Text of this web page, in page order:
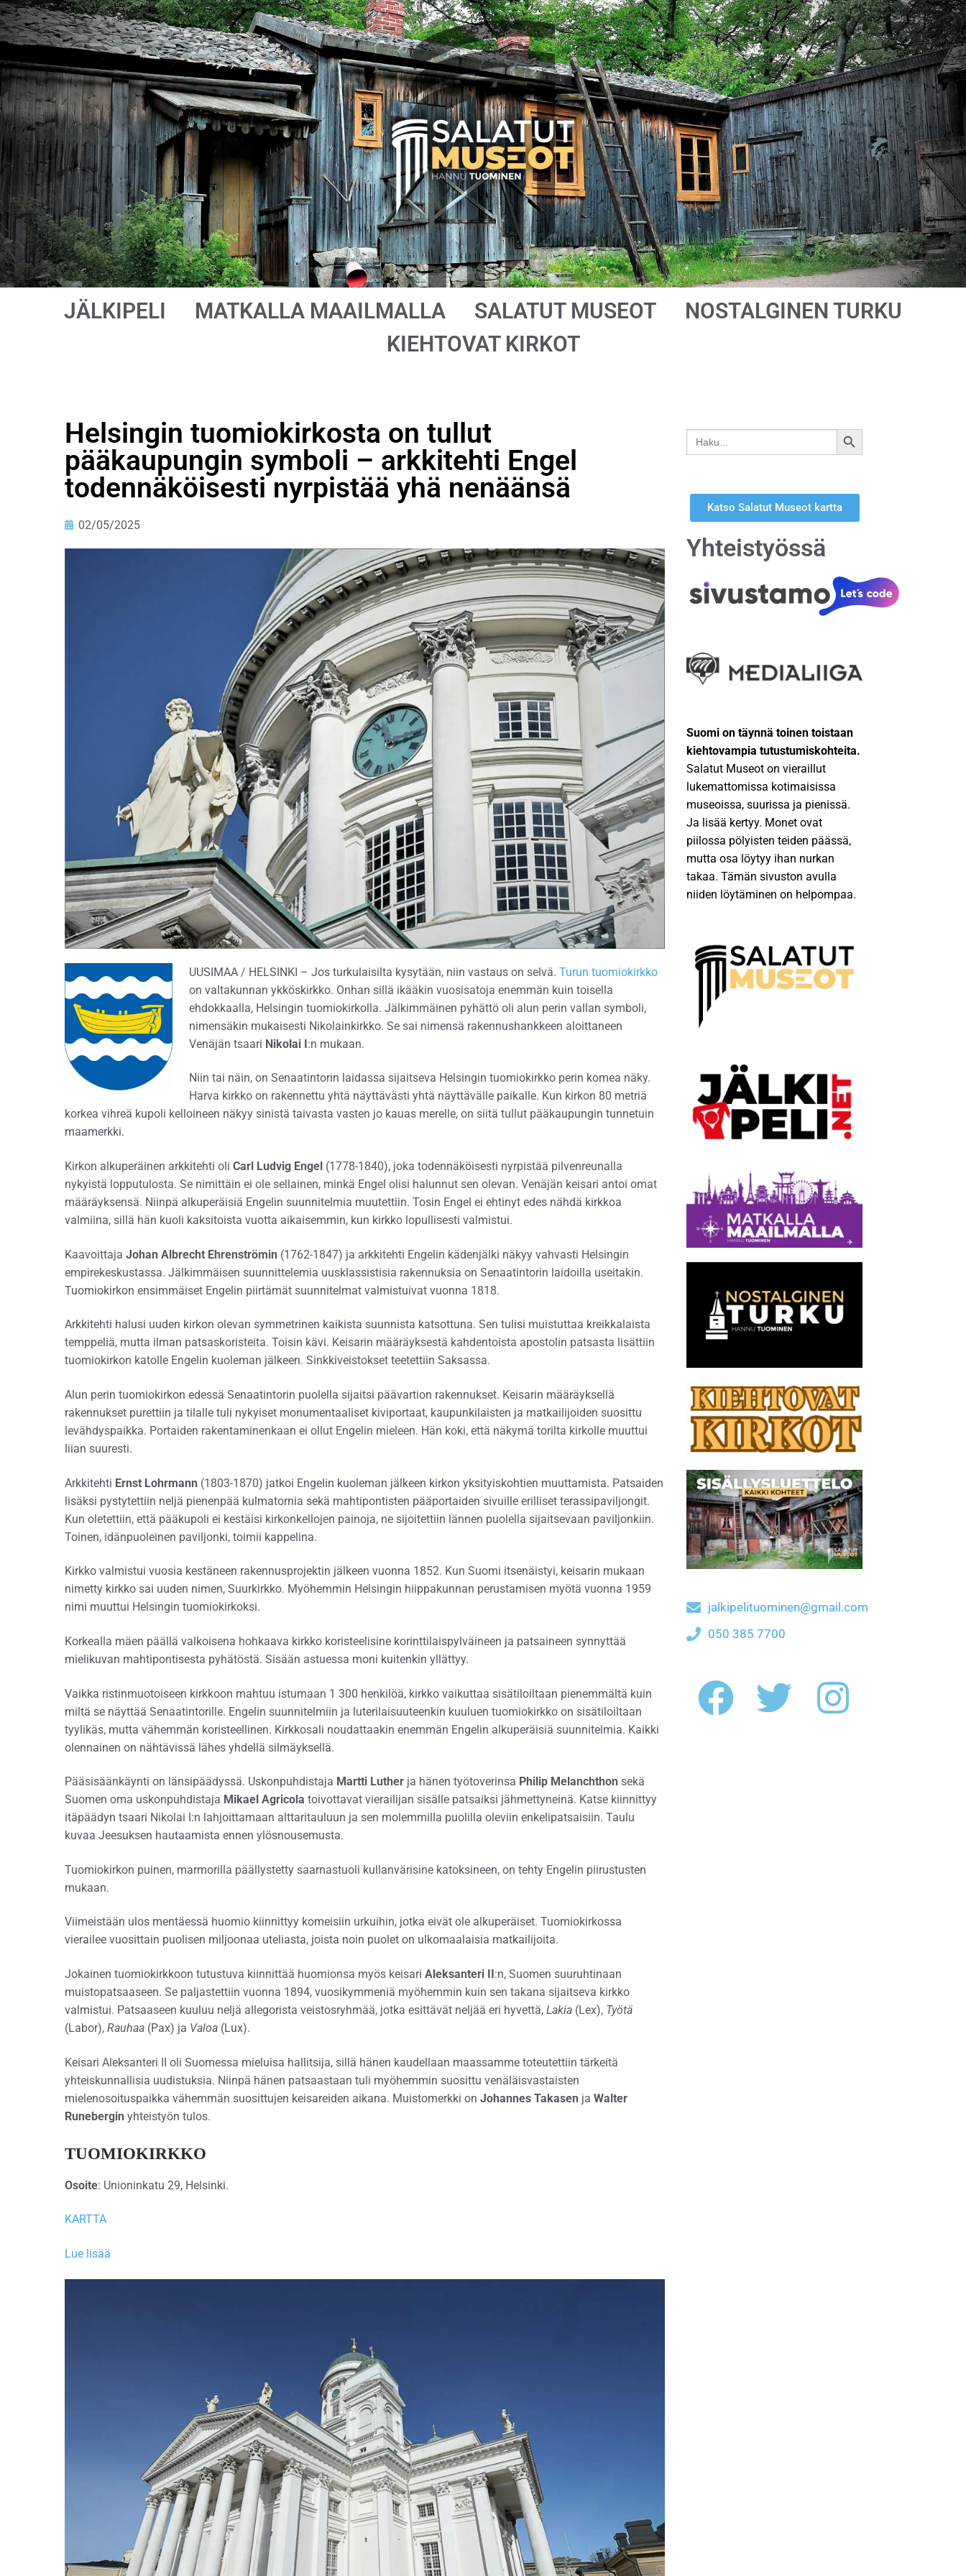
JÄLKIPELI MATKALLA MAAILMALLA SALATUT MUSEOT
NOSTALGINEN TURKU
KIEHTOVAT KIRKOT
Helsingin tuomiokirkosta on tullut
pääkaupungin symboli – arkkitehti Engel
todennäköisesti nyrpistää yhä nenäänsä
02/05/2025
UUSIMAA / HELSINKI – Jos turkulaisilta kysytään, niin vastaus on selvä. Turun tuomiokirkko
on valtakunnan ykköskirkko. Onhan sillä ikääkin vuosisatoja enemmän kuin toisella
ehdokkaalla, Helsingin tuomiokirkolla. Jälkimmäinen pyhättö oli alun perin vallan symboli,
nimensäkin mukaisesti Nikolainkirkko. Se sai nimensä rakennushankkeen aloittaneen
Venäjän tsaari Nikolai I:n mukaan.
Niin tai näin, on Senaatintorin laidassa sijaitseva Helsingin tuomiokirkko perin komea näky.
Harva kirkko on rakennettu yhtä näyttävästi yhtä näyttävälle paikalle. Kun kirkon 80 metriä
korkea vihreä kupoli kelloineen näkyy sinistä taivasta vasten jo kauas merelle, on siitä tullut pääkaupungin tunnetuin
maamerkki.
Kirkon alkuperäinen arkkitehti oli Carl Ludvig Engel (1778-1840), joka todennäköisesti nyrpistää pilvenreunalla
nykyistä lopputulosta. Se nimittäin ei ole sellainen, minkä Engel olisi halunnut sen olevan. Venäjän keisari antoi omat
määräyksensä. Niinpä alkuperäisiä Engelin suunnitelmia muutettiin. Tosin Engel ei ehtinyt edes nähdä kirkkoa
valmiina, sillä hän kuoli kaksitoista vuotta aikaisemmin, kun kirkko lopullisesti valmistui.
Kaavoittaja Johan Albrecht Ehrenströmin (1762-1847) ja arkkitehti Engelin kädenjälki näkyy vahvasti Helsingin
empirekeskustassa. Jälkimmäisen suunnittelemia uusklassistisia rakennuksia on Senaatintorin laidoilla useitakin.
Tuomiokirkon ensimmäiset Engelin piirtämät suunnitelmat valmistuivat vuonna 1818.
Arkkitehti halusi uuden kirkon olevan symmetrinen kaikista suunnista katsottuna. Sen tulisi muistuttaa kreikkalaista
temppeliä, mutta ilman patsaskoristeita. Toisin kävi. Keisarin määräyksestä kahdentoista apostolin patsasta lisättiin
tuomiokirkon katolle Engelin kuoleman jälkeen. Sinkkiveistokset teetettiin Saksassa.
Alun perin tuomiokirkon edessä Senaatintorin puolella sijaitsi päävartion rakennukset. Keisarin määräyksellä
rakennukset purettiin ja tilalle tuli nykyiset monumentaaliset kiviportaat, kaupunkilaisten ja matkailijoiden suosittu
levähdyspaikka. Portaiden rakentaminenkaan ei ollut Engelin mieleen. Hän koki, että näkymä torilta kirkolle muuttui
liian suuresti.
Arkkitehti Ernst Lohrmann (1803-1870) jatkoi Engelin kuoleman jälkeen kirkon yksityiskohtien muuttamista. Patsaiden
lisäksi pystytettiin neljä pienenpää kulmatornia sekä mahtipontisten pääportaiden sivuille erilliset terassipaviljongit.
Kun oletettiin, että pääkupoli ei kestäisi kirkonkellojen painoja, ne sijoitettiin lännen puolella sijaitsevaan paviljonkiin.
Toinen, idänpuoleinen paviljonki, toimii kappelina.
Kirkko valmistui vuosia kestäneen rakennusprojektin jälkeen vuonna 1852. Kun Suomi itsenäistyi, keisarin mukaan
nimetty kirkko sai uuden nimen, Suurkirkko. Myöhemmin Helsingin hiippakunnan perustamisen myötä vuonna 1959
nimi muuttui Helsingin tuomiokirkoksi.
Korkealla mäen päällä valkoisena hohkaava kirkko koristeelisine korinttilaispylväineen ja patsaineen synnyttää
mielikuvan mahtipontisesta pyhätöstä. Sisään astuessa moni kuitenkin yllättyy.
Vaikka ristinmuotoiseen kirkkoon mahtuu istumaan 1 300 henkilöä, kirkko vaikuttaa sisätiloiltaan pienemmältä kuin
miltä se näyttää Senaatintorille. Engelin suunnitelmiin ja luterilaisuuteenkin kuuluen tuomiokirkko on sisätiloiltaan
tyylikäs, mutta vähemmän koristeellinen. Kirkkosali noudattaakin enemmän Engelin alkuperäisiä suunnitelmia. Kaikki
olennainen on nähtävissä lähes yhdellä silmäyksellä.
Pääsisäänkäynti on länsipäädyssä. Uskonpuhdistaja Martti Luther ja hänen työtoverinsa Philip Melanchthon sekä
Suomen oma uskonpuhdistaja Mikael Agricola toivottavat vierailijan sisälle patsaiksi jähmettyneinä. Katse kiinnittyy
itäpäädyn tsaari Nikolai I:n lahjoittamaan alttaritauluun ja sen molemmilla puolilla oleviin enkelipatsaisiin. Taulu
kuvaa Jeesuksen hautaamista ennen ylösnousemusta.
Tuomiokirkon puinen, marmorilla päällystetty saarnastuoli kullanvärisine katoksineen, on tehty Engelin piirustusten
mukaan.
Viimeistään ulos mentäessä huomio kiinnittyy komeisiin urkuihin, jotka eivät ole alkuperäiset. Tuomiokirkossa
vierailee vuosittain puolisen miljoonaa uteliasta, joista noin puolet on ulkomaalaisia matkailijoita.
Jokainen tuomiokirkkoon tutustuva kiinnittää huomionsa myös keisari Aleksanteri II:n, Suomen suuruhtinaan
muistopatsaaseen. Se paljastettiin vuonna 1894, vuosikymmeniä myöhemmin kuin sen takana sijaitseva kirkko
valmistui. Patsaaseen kuuluu neljä allegorista veistosryhmää, jotka esittävät neljää eri hyvettä, Lakia (Lex), Työtä
(Labor), Rauhaa (Pax) ja Valoa (Lux).
Keisari Aleksanteri II oli Suomessa mieluisa hallitsija, sillä hänen kaudellaan maassamme toteutettiin tärkeitä
yhteiskunnallisia uudistuksia. Niinpä hänen patsaastaan tuli myöhemmin suosittu venäläisvastaisten
mielenosoituspaikka vähemmän suosittujen keisareiden aikana. Muistomerkki on Johannes Takasen ja Walter
Runebergin yhteistyön tulos.
TUOMIOKIRKKO
Osoite: Unioninkatu 29, Helsinki.
KARTTA
Lue lisää
Search
for:
SEARCH
Katso Salatut Museot kartta
Yhteistyössä
Suomi on täynnä toinen toistaan
kiehtovampia tutustumiskohteita.
Salatut Museot on vieraillut
lukemattomissa kotimaisissa
museoissa, suurissa ja pienissä.
Ja lisää kertyy. Monet ovat
piilossa pölyisten teiden päässä,
mutta osa löytyy ihan nurkan
takaa. Tämän sivuston avulla
niiden löytäminen on helpompaa.
jalkipelituominen@gmail.com
050 385 7700